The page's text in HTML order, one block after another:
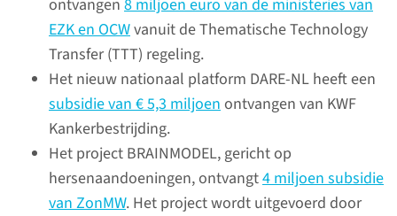
ontvangen 8 miljoen euro van de ministeries van
EZK en OCWvanuit de Thematische Technology
Transfer (TTT) regeling.
Het nieuw nationaal platform DARE-NL heeft een
subsidie van € 5,3 miljoenontvangen van KWF
Kankerbestrijding.
Het project BRAINMODEL, gericht op
hersenaandoeningen, ontvangt4 miljoen subsidie
van ZonMW. Het project wordt uitgevoerd door